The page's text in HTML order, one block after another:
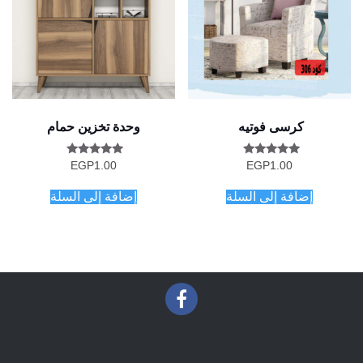
كرسى فوتيه
تم التقييم
EGP1.00
إضافة إلى السلة
وحدة تخزين حمام
تم التقييم
EGP1.00
إضافة إلى السلة